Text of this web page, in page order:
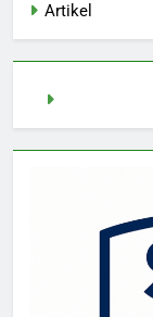
Artikel